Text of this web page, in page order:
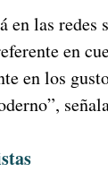
las redes
en
en los